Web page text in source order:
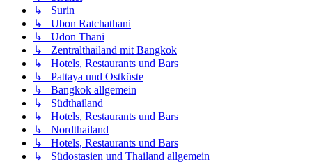
↳ Surin
↳ Ubon Ratchathani
↳ Udon Thani
↳ Zentralthailand mit Bangkok
↳ Hotels, Restaurants und Bars
↳ Pattaya und Ostküste
↳ Bangkok allgemein
↳ Südthailand
↳ Hotels, Restaurants und Bars
↳ Nordthailand
↳ Hotels, Restaurants und Bars
↳ Südostasien und Thailand allgemein